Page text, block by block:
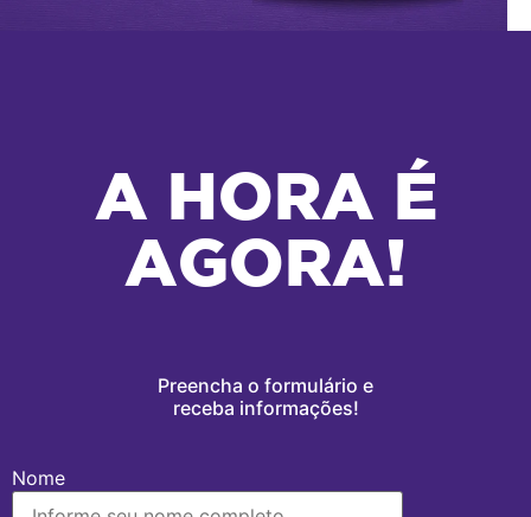
A HORA É
AGORA!
Preencha o formulário e
receba informações!
Nome